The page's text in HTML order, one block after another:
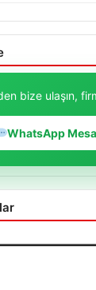
bize ulaşın,
WhatsApp